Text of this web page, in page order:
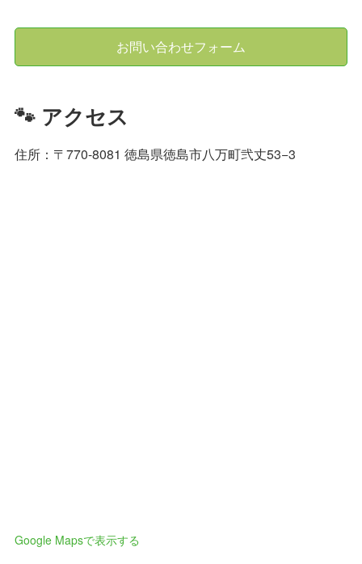
お問い合わせフォーム
🐾 アクセス
住所：〒770-8081 徳島県徳島市八万町弐丈53−3
Google Mapsで表示する